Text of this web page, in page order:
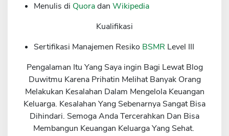
Menulis di QuoradanWikipedia
Kualifikasi
Sertifikasi Manajemen Resiko BSMR Level III
Pengalaman Itu Yang Saya ingin Bagi Lewat Blog
Duwitmu Karena Prihatin Melihat Banyak Orang
Melakukan Kesalahan Dalam Mengelola Keuangan
Keluarga. Kesalahan Yang Sebenarnya Sangat Bisa
Dihindari. Semoga Anda Tercerahkan Dan Bisa
Membangun Keuangan Keluarga Yang Sehat.